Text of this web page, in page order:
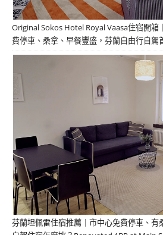
Original Sokos Hotel Royal Vaasa住宿開箱
費停車、桑拿、早餐豐盛，芬蘭自由行自駕
芬蘭坦佩雷住宿推薦｜市中心免費停車、有